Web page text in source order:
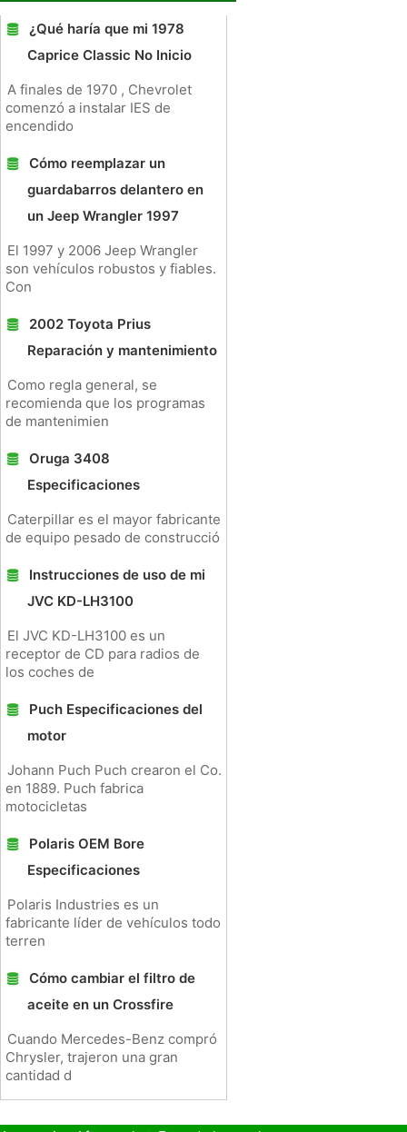
¿Qué haría que mi 1978
Caprice Classic No Inicio
A finales de 1970 , Chevrolet
comenzó a instalar IES de
encendido
Cómo reemplazar un
guardabarros delantero en
un Jeep Wrangler 1997
El 1997 y 2006 Jeep Wrangler
son vehículos robustos y fiables.
Con
2002 Toyota Prius
Reparación y mantenimiento
Como regla general, se
recomienda que los programas
de mantenimien
Oruga 3408
Especificaciones
Caterpillar es el mayor fabricante
de equipo pesado de construcció
Instrucciones de uso de mi
JVC KD-LH3100
El JVC KD-LH3100 es un
receptor de CD para radios de
los coches de
Puch Especificaciones del
motor
Johann Puch Puch crearon el Co.
en 1889. Puch fabrica
motocicletas
Polaris OEM Bore
Especificaciones
Polaris Industries es un
fabricante líder de vehículos todo
terren
Cómo cambiar el filtro de
aceite en un Crossfire
Cuando Mercedes-Benz compró
Chrysler, trajeron una gran
cantidad d